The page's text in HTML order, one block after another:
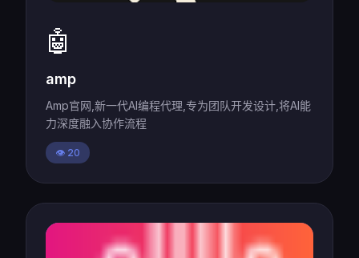
🤖
amp
Amp官网,新一代AI编程代理,专为团队开发设计,将AI能
力深度融入协作流程
👁️ 20